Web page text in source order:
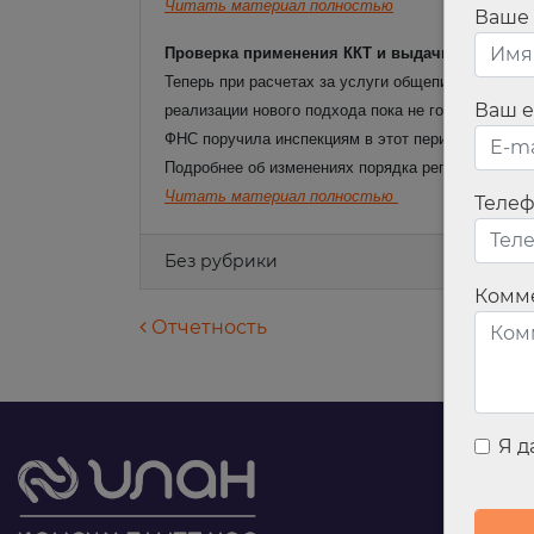
Читать материал полностью
Проверка применения ККТ и выдачи чеков в
Теперь при расчетах за услуги общепита
реализации нового подхода пока не готово. Срок
ФНС поручила инспекциям в этот период не
Подробнее об изменениях порядка регистрации
Читать материал полностью
Без рубрики
Навигация по
Отчетность
Ваше
Ваш
Я